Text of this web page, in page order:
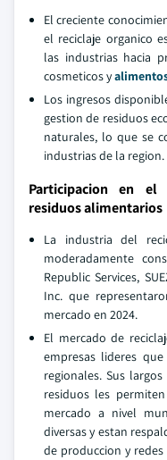
El creciente
el reciclaje organico
las industrias hacia
cosmeticos y
Los ingresos
gestion de residuos
naturales, lo que se
industrias de la region.
Participacion en
residuos alimentarios
La industria del
moderadamente
Republic Services,
Inc. que
mercado en 2024.
El mercado de
empresas lideres
regionales. Sus
residuos les
mercado a nivel
diversas y estan
de produccion y